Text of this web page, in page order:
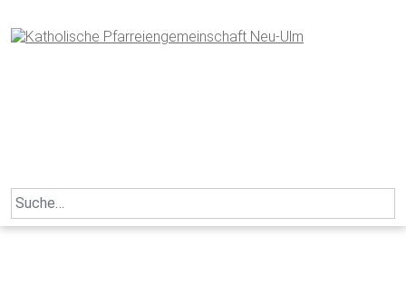
to
content
Search
for: